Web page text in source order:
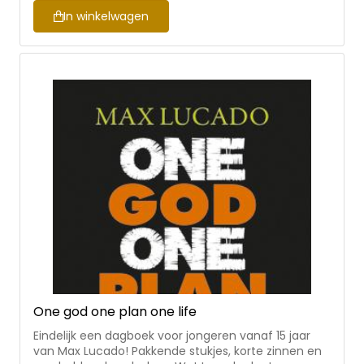
bespreken. De teksten in dit gezinsdagboek vormen
een selectie uit eerdere dagboeken van Lucado. De
teksten voor ouders komen uit 'Leven uit genade'
en die voor kinderen uit 'Elke dag een nieuw begin',
manier kan je als volwassene samen met kinderen
tussen ca. 8-11 jaar gebruikmaken van dit dagboek.
Ga samen tijdens het avondeten of voor het
slapengaan aan de slag met leven uit genade!
In winkelwagen
One god one plan one life
Eindelijk een dagboek voor jongeren vanaf 15 jaar
van Max Lucado! Pakkende stukjes, korte zinnen en